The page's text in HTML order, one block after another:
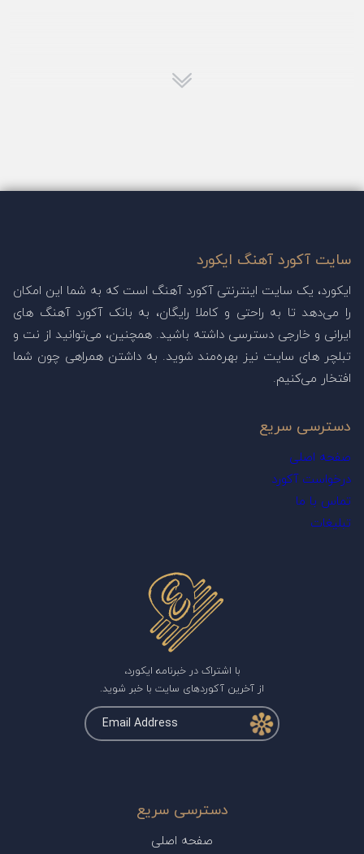
سایت آکورد آهنگ ایکورد
ایکورد، یک سایت اینترنتی آکورد آهنگ است که به شما این امکان
را می‌دهد تا به راحتی و کاملا رایگان، به بانک آکورد آهنگ های
ایرانی و خارجی دسترسی داشته باشید. همچنین، می‌توانید از نت و
تبلچر های سایت نیز بهره‌مند شوید. به داشتن همراهی چون شما
افتخار می‌کنیم.
دسترسی سریع
صفحه اصلی
درخواست آکورد
تماس با ما
تبلیغات
با اشتراک در خبرنامه ایکورد،
از آخرین آکوردهای سایت با خبر شوید.
دسترسی سریع
صفحه اصلی